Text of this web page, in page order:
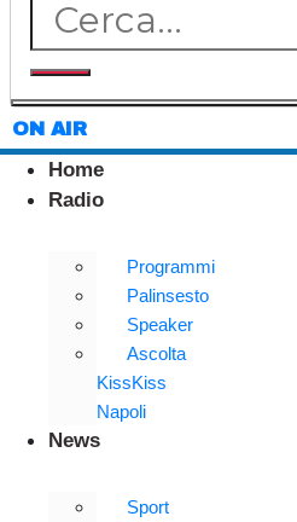
ON AIR
Home
Radio
Programmi
Palinsesto
Speaker
Ascolta
KissKiss
Napoli
News
Sport